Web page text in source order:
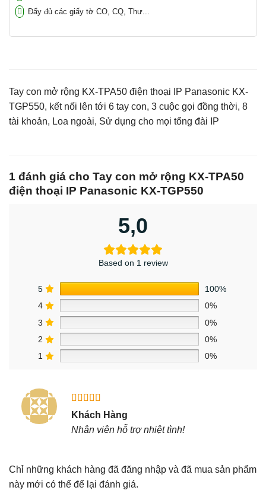
Đẩy đủ các giấy tờ CO, CQ, Thư...
Tay con mở rộng KX-TPA50 điện thoại IP Panasonic KX-
TGP550, kết nối lên tới 6 tay con, 3 cuộc gọi đồng thời, 8
tài khoản, Loa ngoài, Sử dụng cho mọi tổng đài IP
1 đánh giá cho Tay con mở rộng KX-TPA50
điện thoại IP Panasonic KX-TGP550
5,0
Based on 1 review
5
100%
4
0%
3
0%
2
0%
1
0%
Được xếp
sao
Khách Hàng
Nhân viên hỗ trợ nhiệt tình!
Chỉ những khách hàng đã đăng nhập và đã mua sản phẩm
này mới có thể để lại đánh giá.